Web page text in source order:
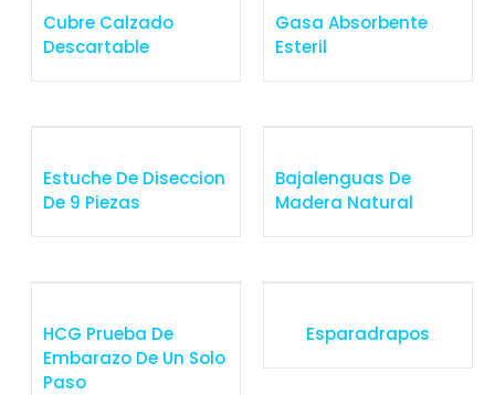
Cubre Calzado
Descartable
Gasa Absorbente
Esteril
Estuche De Diseccion
De 9 Piezas
Bajalenguas De
Madera Natural
HCG Prueba De
Embarazo De Un Solo
Paso
Esparadrapos